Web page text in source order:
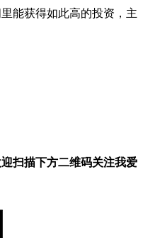
能获得如此高的投资，主
扫描下方二维码关注我爱